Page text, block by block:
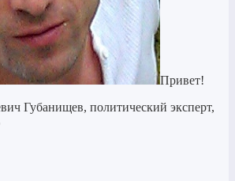
Привет!
Губанищев, политический эксперт,